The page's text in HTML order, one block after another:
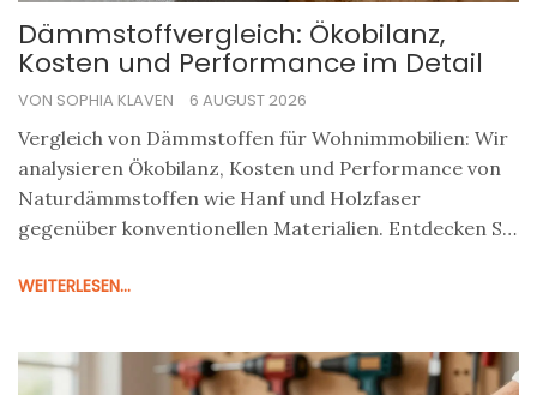
Dämmstoffvergleich: Ökobilanz,
Kosten und Performance im Detail
VON SOPHIA KLAVEN 6 AUGUST 2026
Vergleich von Dämmstoffen für Wohnimmobilien: Wir
analysieren Ökobilanz, Kosten und Performance von
Naturdämmstoffen wie Hanf und Holzfaser
gegenüber konventionellen Materialien. Entdecken Sie
WEITERLESEN...